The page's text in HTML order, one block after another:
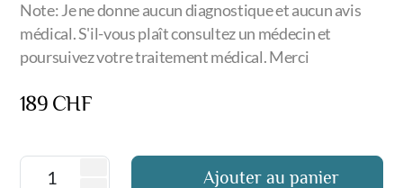
Note: Je ne donne aucun diagnostique et aucun avis
médical. S'il-vous plaît consultez un médecin et
poursuivez votre traitement médical. Merci
189CHF
Ajouter au panier